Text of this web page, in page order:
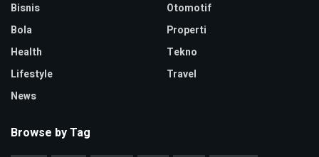
Bisnis
Bola
Health
Lifestyle
News
Otomotif
Properti
Tekno
Travel
Browse by Tag